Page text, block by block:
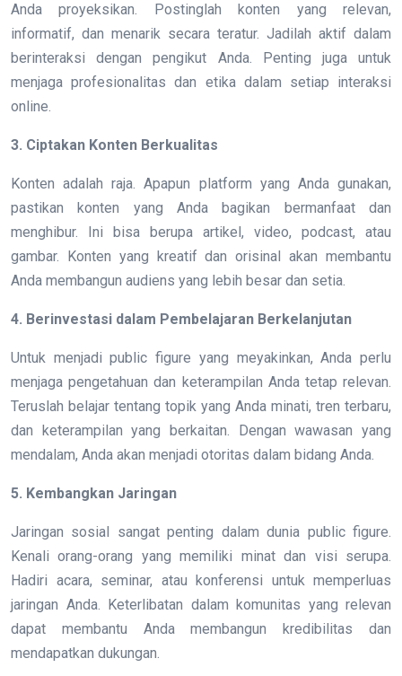
Anda proyeksikan. Postinglah konten yang relevan,
informatif, dan menarik secara teratur. Jadilah aktif dalam
berinteraksi dengan pengikut Anda. Penting juga untuk
menjaga profesionalitas dan etika dalam setiap interaksi
online.
3. Ciptakan Konten Berkualitas
Konten adalah raja. Apapun platform yang Anda gunakan,
pastikan konten yang Anda bagikan bermanfaat dan
menghibur. Ini bisa berupa artikel, video, podcast, atau
gambar. Konten yang kreatif dan orisinal akan membantu
Anda membangun audiens yang lebih besar dan setia.
4. Berinvestasi dalam Pembelajaran Berkelanjutan
Untuk menjadi public figure yang meyakinkan, Anda perlu
menjaga pengetahuan dan keterampilan Anda tetap relevan.
Teruslah belajar tentang topik yang Anda minati, tren terbaru,
dan keterampilan yang berkaitan. Dengan wawasan yang
mendalam, Anda akan menjadi otoritas dalam bidang Anda.
5. Kembangkan Jaringan
Jaringan sosial sangat penting dalam dunia public figure.
Kenali orang-orang yang memiliki minat dan visi serupa.
Hadiri acara, seminar, atau konferensi untuk memperluas
jaringan Anda. Keterlibatan dalam komunitas yang relevan
dapat membantu Anda membangun kredibilitas dan
mendapatkan dukungan.